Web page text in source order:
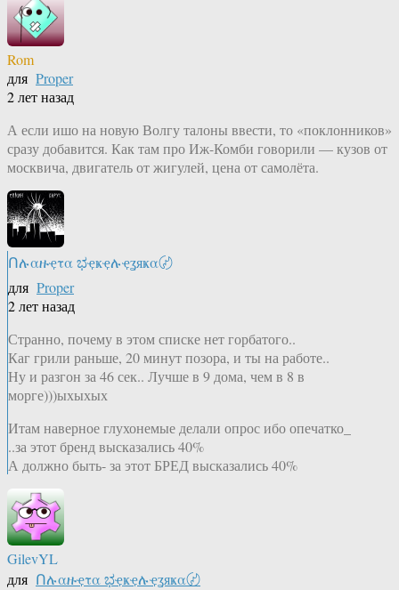
Rom
для Proper
2 лет назад
А если ишо на новую Волгу талоны ввести, то «поклонников»
сразу добавится. Как там про Иж-Комби говорили — кузов от
москвича, двигатель от жигулей, цена от самолёта.
Ոሉαዙҿτα ಭҿҝҿሉҿʓяҝα〄
для Proper
2 лет назад
Странно, почему в этом списке нет горбатого..
Каг грили раньше, 20 минут позора, и ты на работе..
Ну и разгон за 46 сек.. Лучше в 9 дома, чем в 8 в
морге)))ыхыхых
Итам наверное глухонемые делали опрос ибо опечатко_
..за этот бренд высказались 40%
А должно быть- за этот БРЕД высказались 40%
GilevYL
для Ոሉαዙҿτα ಭҿҝҿሉҿʓяҝα〄